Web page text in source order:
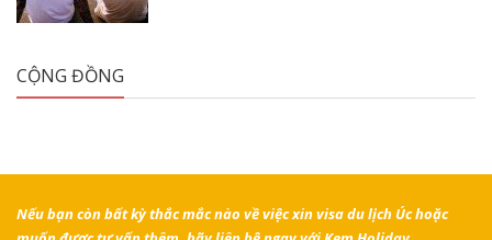
CỘNG ĐỒNG
Nếu bạn còn bất kỳ thắc mắc nào về việc xin visa du lịch Úc hoặc